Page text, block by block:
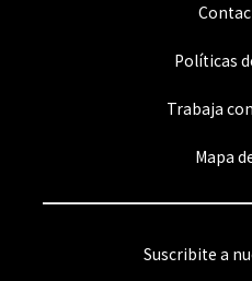
Políticas
Trabaja
Mapa
Suscribite a